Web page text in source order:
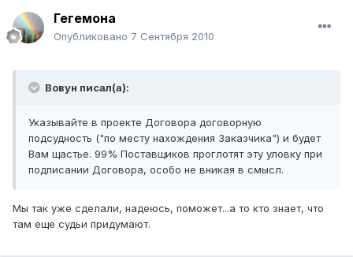
Гегемона
Опубликовано 7 Сентября 2010
Вовун писал(а):
Указывайте в проекте Договора договорную
подсудность ("по месту нахождения Заказчика") и будет
Вам щастье. 99% Поставщиков проглотят эту уловку при
подписании Договора, особо не вникая в смысл.
Мы так уже сделали, надеюсь, поможет...а то кто знает, что
там еще судьи придумают.